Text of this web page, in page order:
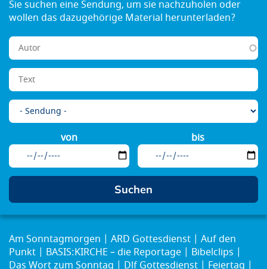
von bis
Am Sonntagmorgen ARD Gottesdienst
Auf den
Punkt
BASIS:KIRCHE – die Reportage
Bibelclips
Das Wort zum Sonntag
Dlf Gottesdienst Feiertag